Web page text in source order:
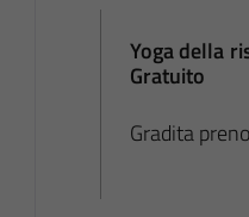
Yoga della
Gratuito
Gradita